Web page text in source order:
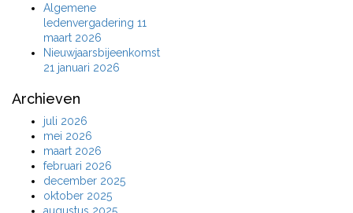
Algemene
ledenvergadering 11
maart 2026
Nieuwjaarsbijeenkomst
21 januari 2026
Archieven
juli 2026
mei 2026
maart 2026
februari 2026
december 2025
oktober 2025
augustus 2025